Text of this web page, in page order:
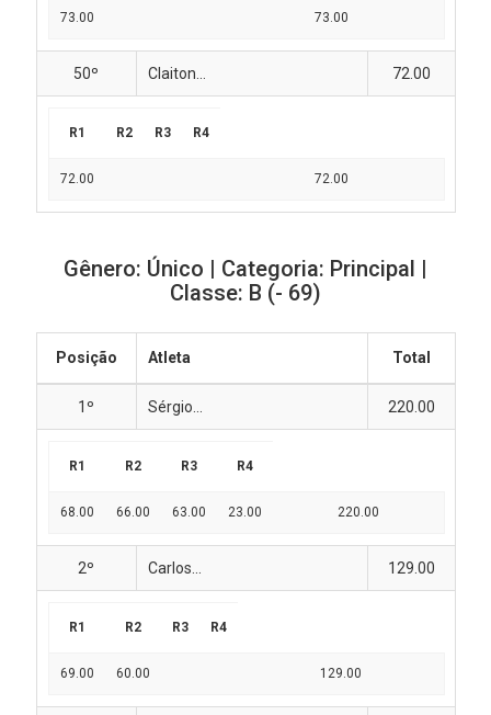
73.00 73.00
50º Claiton... 72.00
R1 R2 R3 R4
72.00 72.00
Gênero: Único | Categoria: Principal |
Classe: B (- 69)
Posição Atleta Total
1º Sérgio... 220.00
R1 R2 R3 R4
68.00 66.00 63.00 23.00 220.00
2º Carlos... 129.00
R1 R2 R3 R4
69.00 60.00 129.00